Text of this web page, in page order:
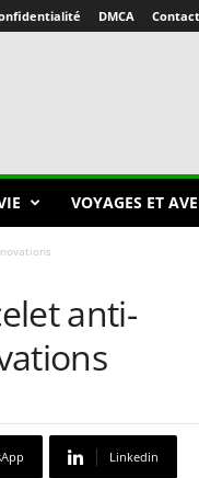
DMCA Contact
VOYAGES ET
anti-
Linkedin